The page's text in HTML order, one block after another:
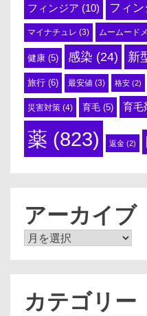
フィンジア (10) フィ
マイナチュレ (3) ムームード
健康 (5) 感染 (24) 新
旅行 (6) 最安値 (3) 格安 (2)
災害対策 (4) 育毛 (5) 育毛
薬 (823) 返金 (2)
アーカイブ
ア
カテゴリー